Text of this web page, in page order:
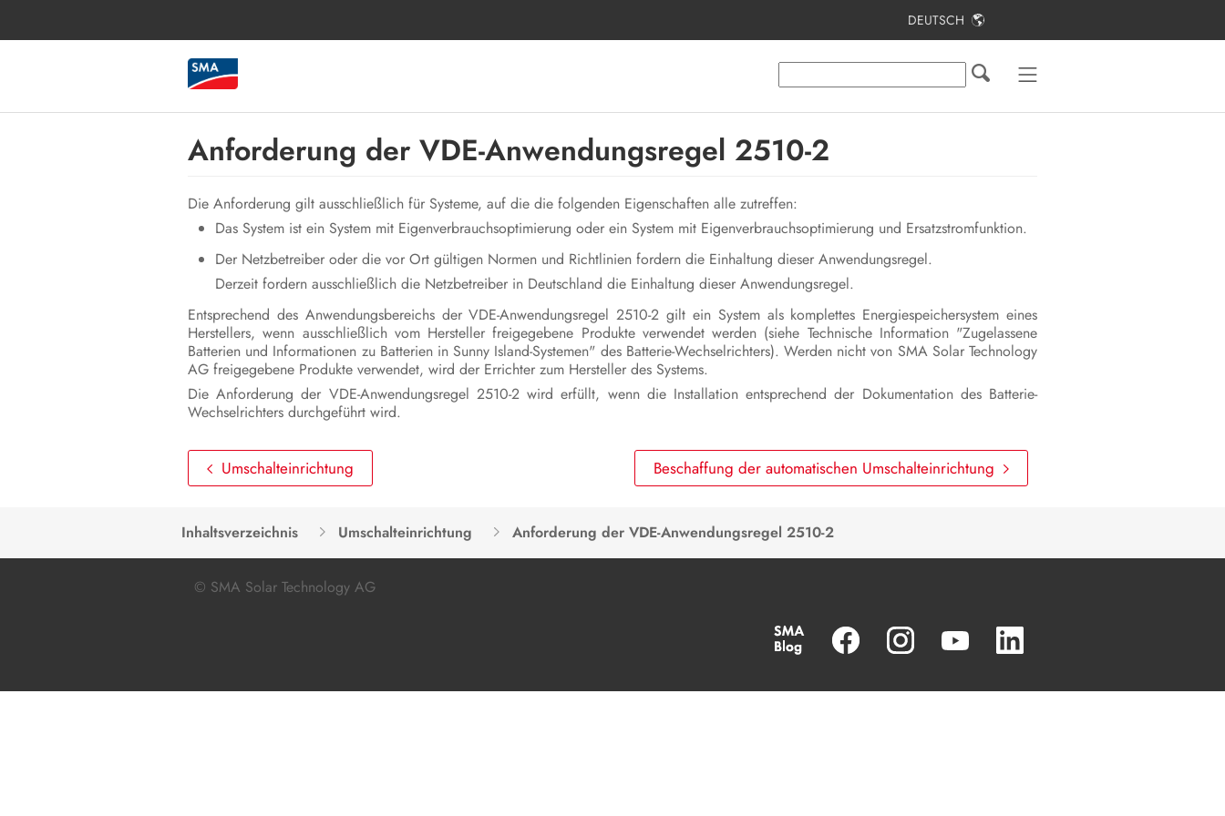
DEUTSCH
Anforderung der VDE-Anwendungsregel 2510-2
Die Anforderung gilt ausschließlich für Systeme, auf die die folgenden Eigenschaften alle zutreffen:
Das System ist ein System mit Eigenverbrauchsoptimierung oder ein System mit Eigenverbrauchsoptimierung und Ersatzstromfunktion.
Der Netzbetreiber oder die vor Ort gültigen Normen und Richtlinien fordern die Einhaltung dieser Anwendungsregel.
Derzeit fordern ausschließlich die Netzbetreiber in Deutschland die Einhaltung dieser Anwendungsregel.
Entsprechend des Anwendungsbereichs der VDE-Anwendungsregel 2510-2 gilt ein System als komplettes Energiespeichersystem eines
Herstellers, wenn ausschließlich vom Hersteller freigegebene Produkte verwendet werden (siehe Technische Information "Zugelassene
Batterien und Informationen zu Batterien in Sunny Island-Systemen" des Batterie-Wechselrichters). Werden nicht von SMA Solar Technology
AG freigegebene Produkte verwendet, wird der Errichter zum Hersteller des Systems.
Die Anforderung der VDE-Anwendungsregel 2510-2 wird erfüllt, wenn die Installation entsprechend der Dokumentation des Batterie-
Wechselrichters durchgeführt wird.
Umschalteinrichtung Beschaffung der automatischen Umschalteinrichtung
Inhaltsverzeichnis Umschalteinrichtung Anforderung der VDE-Anwendungsregel 2510-2
© SMA Solar Technology AG
Inhaltsverzeichnis
Einsatzbedingungen eines
Ersatzstromnetzes
Umschalteinrichtung
Planung der Montageorte
Erläuterung verwendeter Begriffe